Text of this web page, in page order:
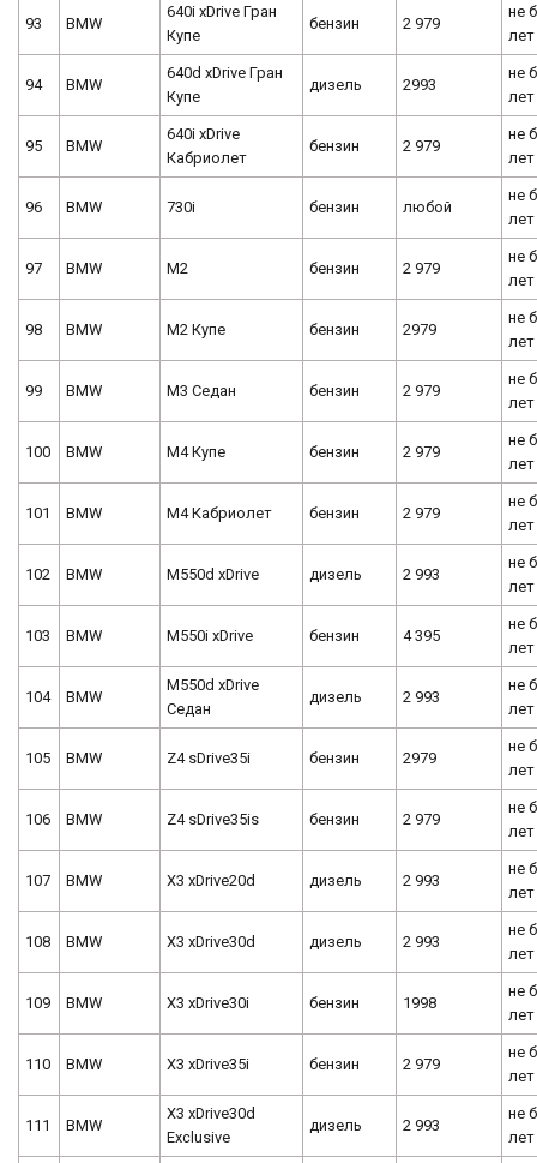
93 BMW
640i xDrive Гран
Купе
бензин 2 979
не
лет
94 BMW
640d xDrive Гран
Купе
дизель 2993
не
лет
95 BMW
640i xDrive
Кабриолет
бензин 2 979
не
лет
96 BMW 730i бензин любой
не
лет
97 BMW M2 бензин 2 979
не
лет
98 BMW M2 Купе бензин 2979
не
лет
99 BMW М3 Седан бензин 2 979
не
лет
100 BMW М4 Купе бензин 2 979
не
лет
101 BMW М4 Кабриолет бензин 2 979
не
лет
102 BMW M550d xDrive дизель 2 993
не
лет
103 BMW M550i xDrive бензин 4 395
не
лет
104 BMW
M550d xDrive
Седан
дизель 2 993
не
лет
105 BMW Z4 sDrive35i бензин 2979
не
лет
106 BMW Z4 sDrive35is бензин 2 979
не
лет
107 BMW X3 xDrive20d дизель 2 993
не
лет
108 BMW X3 xDrive30d дизель 2 993
не
лет
109 BMW X3 xDrive30i бензин 1998
не
лет
110 BMW X3 xDrive35i бензин 2 979
не
лет
111 BMW
X3 xDrive30d
Exclusive
дизель 2 993
не
лет